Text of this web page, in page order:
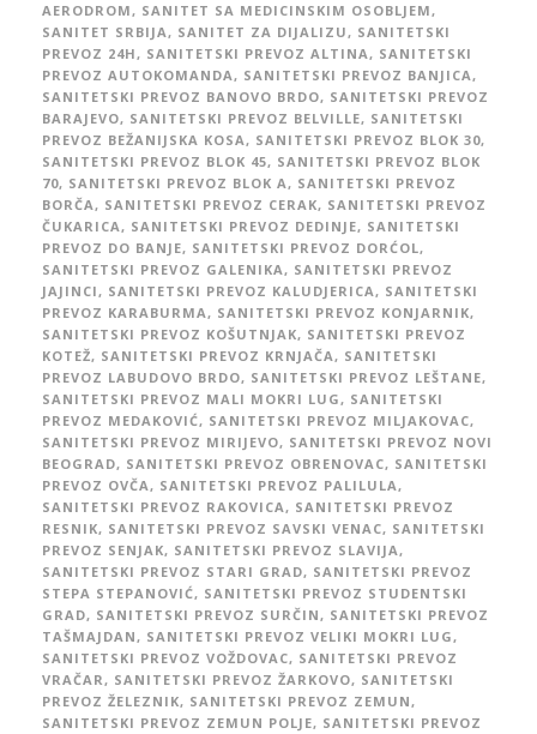
AERODROM, SANITET SA MEDICINSKIM OSOBLJEM,
SANITET SRBIJA, SANITET ZA DIJALIZU, SANITETSKI
PREVOZ 24H, SANITETSKI PREVOZ ALTINA, SANITETSKI
PREVOZ AUTOKOMANDA, SANITETSKI PREVOZ BANJICA,
SANITETSKI PREVOZ BANOVO BRDO, SANITETSKI PREVOZ
BARAJEVO, SANITETSKI PREVOZ BELVILLE, SANITETSKI
PREVOZ BEŽANIJSKA KOSA, SANITETSKI PREVOZ BLOK 30,
SANITETSKI PREVOZ BLOK 45, SANITETSKI PREVOZ BLOK
70, SANITETSKI PREVOZ BLOK A, SANITETSKI PREVOZ
BORČA, SANITETSKI PREVOZ CERAK, SANITETSKI PREVOZ
ČUKARICA, SANITETSKI PREVOZ DEDINJE, SANITETSKI
PREVOZ DO BANJE, SANITETSKI PREVOZ DORĆOL,
SANITETSKI PREVOZ GALENIKA, SANITETSKI PREVOZ
JAJINCI, SANITETSKI PREVOZ KALUDJERICA, SANITETSKI
PREVOZ KARABURMA, SANITETSKI PREVOZ KONJARNIK,
SANITETSKI PREVOZ KOŠUTNJAK, SANITETSKI PREVOZ
KOTEŽ, SANITETSKI PREVOZ KRNJAČA, SANITETSKI
PREVOZ LABUDOVO BRDO, SANITETSKI PREVOZ LEŠTANE,
SANITETSKI PREVOZ MALI MOKRI LUG, SANITETSKI
PREVOZ MEDAKOVIĆ, SANITETSKI PREVOZ MILJAKOVAC,
SANITETSKI PREVOZ MIRIJEVO, SANITETSKI PREVOZ NOVI
BEOGRAD, SANITETSKI PREVOZ OBRENOVAC, SANITETSKI
PREVOZ OVČA, SANITETSKI PREVOZ PALILULA,
SANITETSKI PREVOZ RAKOVICA, SANITETSKI PREVOZ
RESNIK, SANITETSKI PREVOZ SAVSKI VENAC, SANITETSKI
PREVOZ SENJAK, SANITETSKI PREVOZ SLAVIJA,
SANITETSKI PREVOZ STARI GRAD, SANITETSKI PREVOZ
STEPA STEPANOVIĆ, SANITETSKI PREVOZ STUDENTSKI
GRAD, SANITETSKI PREVOZ SURČIN, SANITETSKI PREVOZ
TAŠMAJDAN, SANITETSKI PREVOZ VELIKI MOKRI LUG,
SANITETSKI PREVOZ VOŽDOVAC, SANITETSKI PREVOZ
VRAČAR, SANITETSKI PREVOZ ŽARKOVO, SANITETSKI
PREVOZ ŽELEZNIK, SANITETSKI PREVOZ ZEMUN,
SANITETSKI PREVOZ ZEMUN POLJE, SANITETSKI PREVOZ